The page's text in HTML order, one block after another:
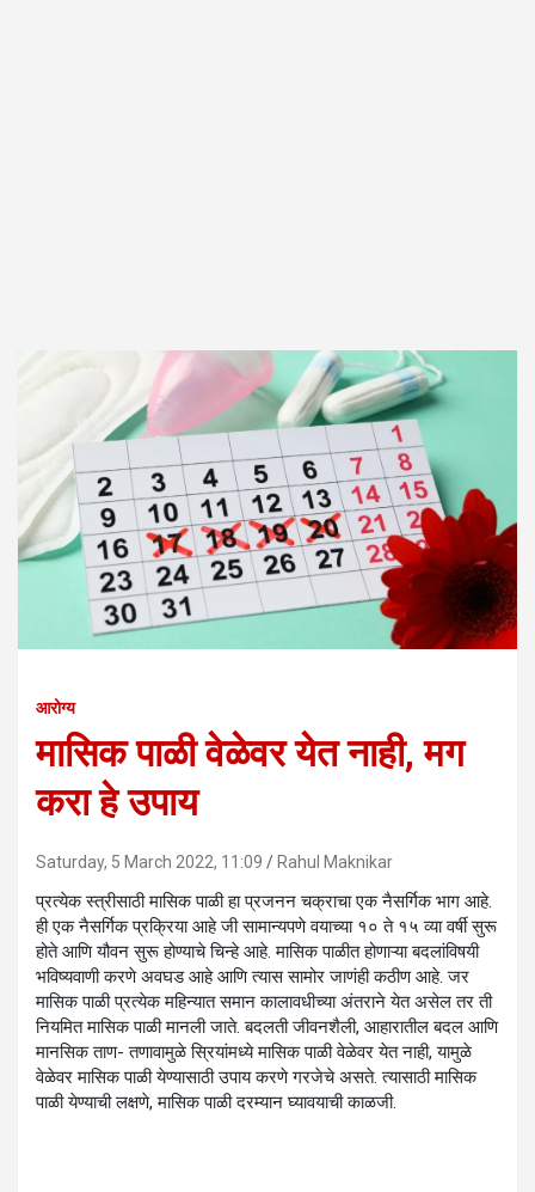
आरोग्य
मासिक पाळी वेळेवर येत नाही, मग
करा हे उपाय
Saturday, 5 March 2022, 11:09 Rahul Maknikar
प्रत्येक स्त्रीसाठी मासिक पाळी हा प्रजनन चक्राचा एक नैसर्गिक भाग आहे.
ही एक नैसर्गिक प्रक्रिया आहे जी सामान्यपणे वयाच्या १० ते १५ व्या वर्षी सुरू
होते आणि यौवन सुरू होण्याचे चिन्हे आहे. मासिक पाळीत होणाऱ्या बदलांविषयी
भविष्यवाणी करणे अवघड आहे आणि त्यास सामोर जाणंही कठीण आहे. जर
मासिक पाळी प्रत्येक महिन्यात समान कालावधीच्या अंतराने येत असेल तर ती
नियमित मासिक पाळी मानली जाते. बदलती जीवनशैली, आहारातील बदल आणि
मानसिक ताण- तणावामुळे स्रियांमध्ये मासिक पाळी वेळेवर येत नाही, यामुळे
वेळेवर मासिक पाळी येण्यासाठी उपाय करणे गरजेचे असते. त्यासाठी मासिक
पाळी येण्याची लक्षणे, मासिक पाळी दरम्यान घ्यावयाची काळजी.